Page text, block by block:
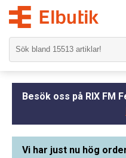
Besök oss på RIX FM
Vi har just nu hög